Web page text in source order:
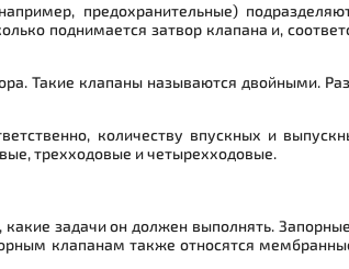
предохранительные)
поднимается затвор клапана и,
Такие клапаны называются двойными.
количеству впускных и
трехходовые и четырехходовые.
какие задачи он должен выполнять.
клапанам также относятся